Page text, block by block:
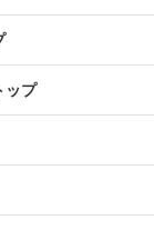
ップ